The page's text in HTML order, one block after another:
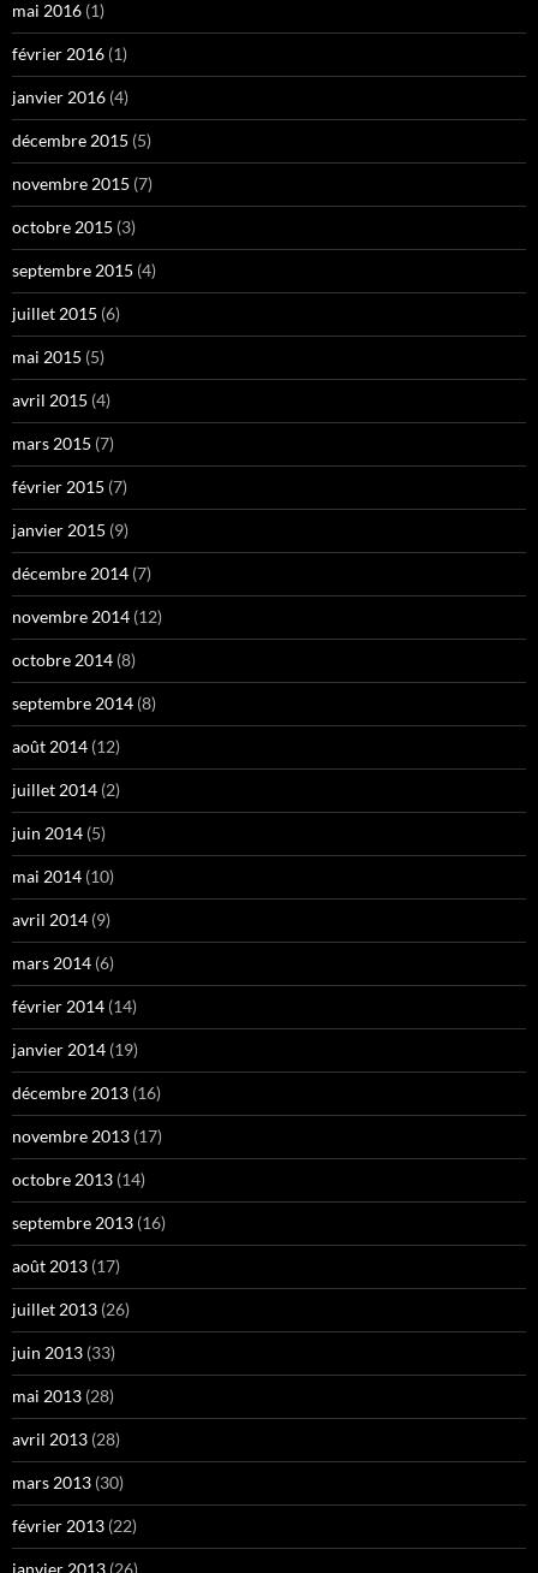
mai 2016 (1)
février 2016 (1)
janvier 2016 (4)
décembre 2015 (5)
novembre 2015 (7)
octobre 2015 (3)
septembre 2015 (4)
juillet 2015 (6)
mai 2015 (5)
avril 2015 (4)
mars 2015 (7)
février 2015 (7)
janvier 2015 (9)
décembre 2014 (7)
novembre 2014 (12)
octobre 2014 (8)
septembre 2014 (8)
août 2014 (12)
juillet 2014 (2)
juin 2014 (5)
mai 2014 (10)
avril 2014 (9)
mars 2014 (6)
février 2014 (14)
janvier 2014 (19)
décembre 2013 (16)
novembre 2013 (17)
octobre 2013 (14)
septembre 2013 (16)
août 2013 (17)
juillet 2013 (26)
juin 2013 (33)
mai 2013 (28)
avril 2013 (28)
mars 2013 (30)
février 2013 (22)
janvier 2013 (26)